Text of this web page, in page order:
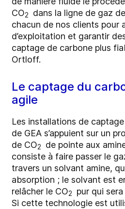
CO2
dans la ligne de gaz
chacun de nos clients pour
d’exploitation et garantir
captage de carbone plus
Ortloff.
Le captage du
agile
Les installations de
de GEA s’appuient sur un
de CO2
de pointe aux
consiste à faire passer le
travers un solvant amine,
absorption ; le solvant est
relâcher le CO2
pur qui
Si cette technologie est